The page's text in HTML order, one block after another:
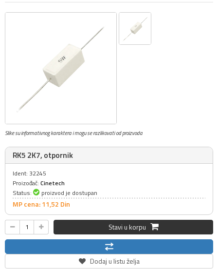
Slike su informativnog karaktera i mogu se razlikovati od proizvoda
RK5 2K7, otpornik
Ident: 32245
Proizođač: Cinetech
Status:
proizvod je dostupan
MP cena: 11,52 Din
Stavi u korpu
Dodaj u listu želja